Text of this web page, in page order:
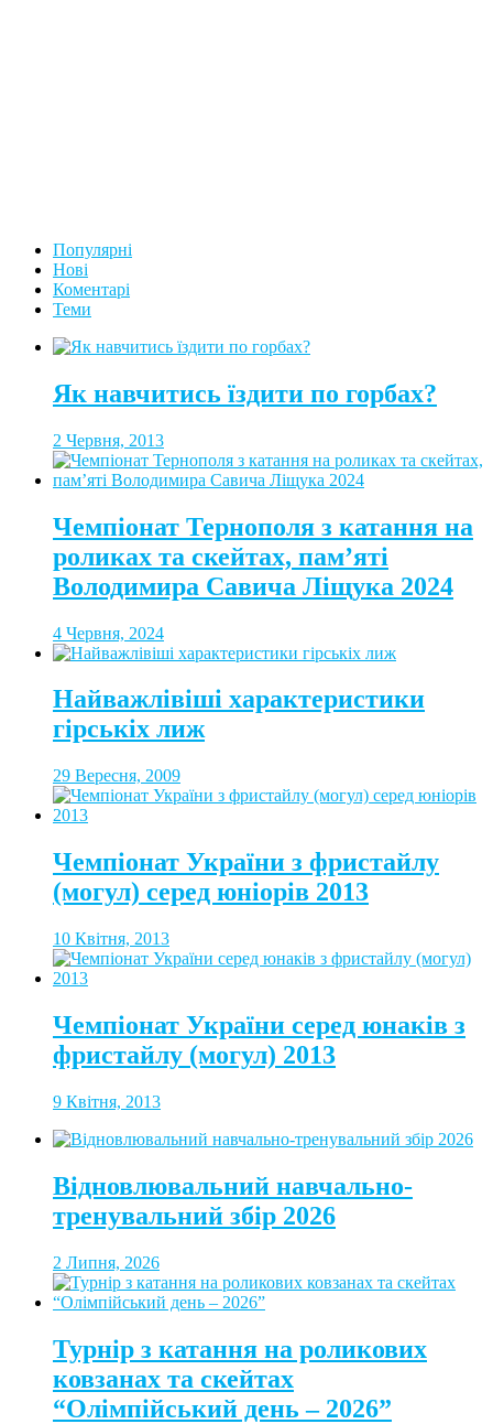
Популярні
Нові
Коментарі
Теми
Як навчитись їздити по горбах?
2 Червня, 2013
Чемпіонат Тернополя з катання на
роликах та скейтах, пам’яті
Володимира Савича Ліщука 2024
4 Червня, 2024
Найважлівіші характеристики
гірськіх лиж
29 Вересня, 2009
Чемпіонат України з фристайлу
(могул) серед юніорів 2013
10 Квітня, 2013
Чемпіонат України серед юнаків з
фристайлу (могул) 2013
9 Квітня, 2013
Відновлювальний навчально-
тренувальний збір 2026
2 Липня, 2026
Турнір з катання на роликових
ковзанах та скейтах
“Олімпійський день – 2026”